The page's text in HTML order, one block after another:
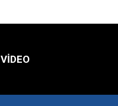
VIDEO